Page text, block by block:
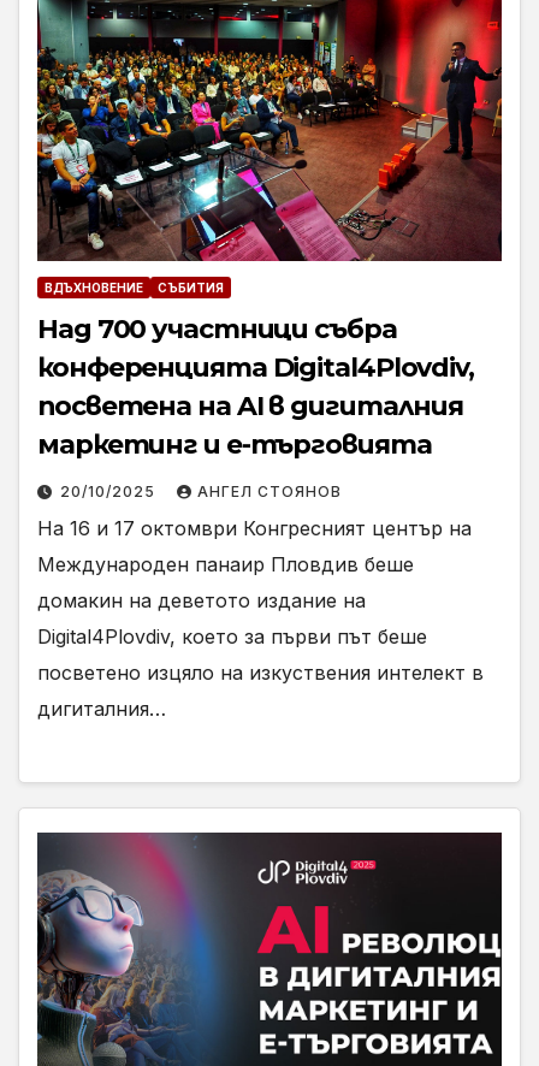
ВДЪХНОВЕНИЕ СЪБИТИЯ
Над 700 участници събра
конференцията Digital4Plovdiv,
посветена на AI в дигиталния
маркетинг и е-търговията
20/10/2025 АНГЕЛ СТОЯНОВ
На 16 и 17 октомври Конгресният център на
Международен панаир Пловдив беше
домакин на деветото издание на
Digital4Plovdiv, което за първи път беше
посветено изцяло на изкуствения интелект в
дигиталния…